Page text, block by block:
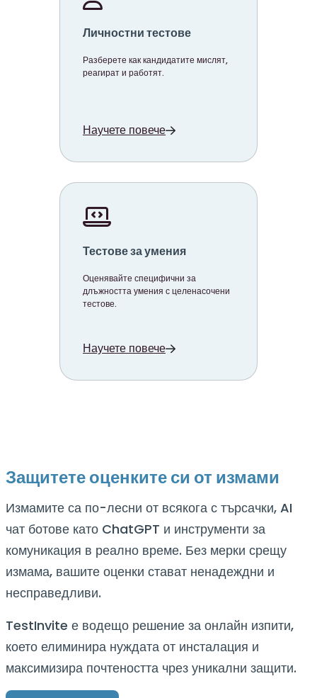
Личностни тестове
Разберете как кандидатите мислят,
реагират и работят.
Научете повече
Тестове за умения
Оценявайте специфични за
длъжността умения с целенасочени
тестове.
Научете повече
Защитете оценките си от измами
Измамите са по-лесни от всякога с търсачки, AI
чат ботове като ChatGPT и инструменти за
комуникация в реално време. Без мерки срещу
измама, вашите оценки стават ненадеждни и
несправедливи.
TestInvite е водещо решение за онлайн изпити,
което елиминира нуждата от инсталация и
максимизира почтеността чрез уникални защити.